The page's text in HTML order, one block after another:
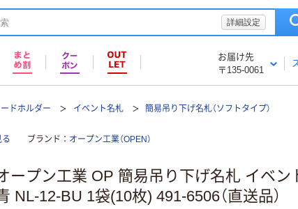
詳細設定
お届け先
〒135-0061
ドホルダー イベント名札 簡易吊り下げ名札（ソフトタイプ）
ブランド オープン工業（OPEN）
ープン工業 OP 簡易吊り下げ名札 イベン
NL-12-BU 1袋(10枚) 491-6506（直送品）